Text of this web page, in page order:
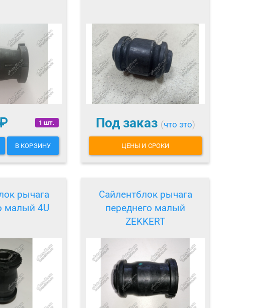
1 шт.
В КОРЗИНУ
Под заказ (что это)
ЦЕНЫ И СРОКИ
рычага
малый 4U
Сайлентблок рычага
переднего малый
ZEKKERT